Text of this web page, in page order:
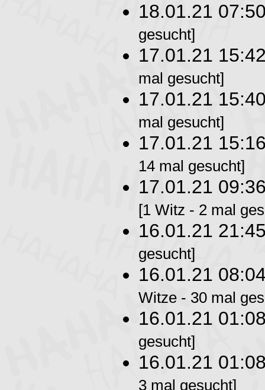
18.01.21
gesucht]
17.01.21
mal gesucht]
17.01.21
mal gesucht]
17.01.21
14 mal gesucht]
17.01.21
[1 Witz - 2 mal
16.01.21
gesucht]
16.01.21
Witze - 30 mal
16.01.21
gesucht]
16.01.21
3 mal gesucht]